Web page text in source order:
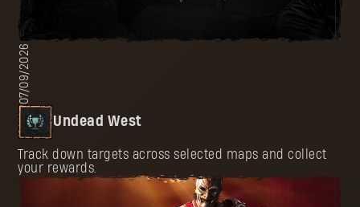
07/09/2026
Undead West
Track down targets across selected maps and collect
your rewards.